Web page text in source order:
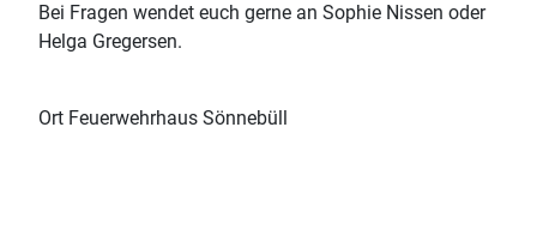
Bei Fragen wendet euch gerne an Sophie Nissen oder
Helga Gregersen.
Ort Feuerwehrhaus Sönnebüll